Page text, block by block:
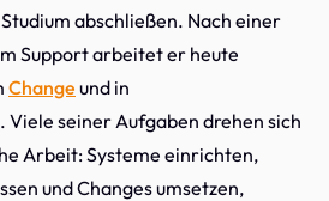
abschließen. Nach einer
Support arbeitet er heute
Change und in
seiner Aufgaben drehen sich
Arbeit: Systeme einrichten,
und Changes umsetzen,